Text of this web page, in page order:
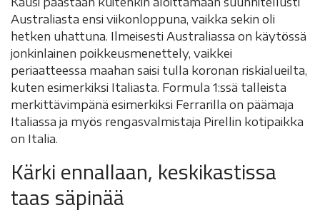
Australiasta ensi viikonloppuna, vaikka sekin oli
hetken uhattuna. Ilmeisesti Australiassa on käytössä
jonkinlainen poikkeusmenettely, vaikkei
periaatteessa maahan saisi tulla koronan riskialueilta,
kuten esimerkiksi Italiasta. Formula 1:ssä talleista
merkittävimpänä esimerkiksi Ferrarilla on päämaja
Italiassa ja myös rengasvalmistaja Pirellin kotipaikka
on Italia.
Kärki ennallaan, keskikastissa
taas säpinää